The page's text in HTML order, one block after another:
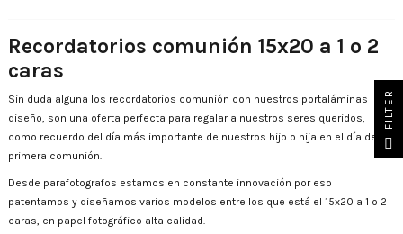
Recordatorios comunión 15x20 a 1 o 2
caras
Sin duda alguna los recordatorios comunión con nuestros portaláminas
diseño, son una oferta perfecta para regalar a nuestros seres queridos,
como recuerdo del día más importante de nuestros hijo o hija en el día de su
primera comunión.
Desde parafotografos estamos en constante innovación por eso
patentamos y diseñamos varios modelos entre los que está el 15x20 a 1 o 2
caras, en papel fotográfico alta calidad.
R